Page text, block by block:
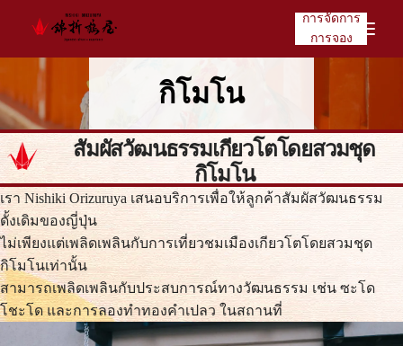
การจัดการ
การจอง
กิโมโน
สัมผัสวัฒนธรรมเกียวโตโดยสวมชุด
กิโมโน
เรา Nishiki Orizuruya เสนอบริการเพื่อให้ลูกค้าสัมผัสวัฒนธรรม
ดั้งเดิมของญี่ปุ่น
ไม่เพียงแต่เพลิดเพลินกับการเที่ยวชมเมืองเกียวโตโดยสวมชุด
กิโมโนเท่านั้น
สามารถเพลิดเพลินกับประสบการณ์ทางวัฒนธรรม เช่น ซะโด
โชะโด และการลองทำทองคำเปลว ในสถานที่